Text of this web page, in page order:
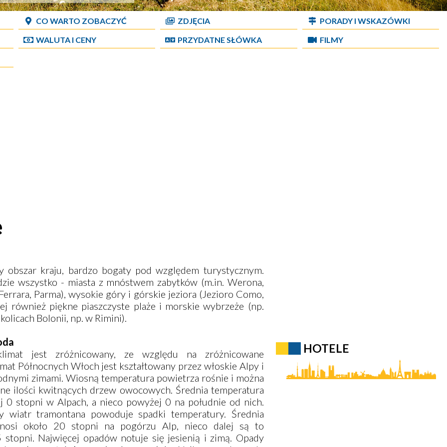
CO WARTO ZOBACZYĆ ZDJĘCIA
PORADY I WSKAZÓWKI
WALUTA I CENY
PRZYDATNE SŁÓWKA FILMY
obszar kraju, bardzo bogaty pod względem turystycznym.
wszystko - miasta z mnóstwem zabytków (m.in. Werona,
Parma), wysokie góry i górskie jeziora (Jezioro Como,
również piękne piaszczyste plaże i morskie wybrzeże (np.
Bolonii, np. w Rimini).
jest zróżnicowany, ze względu na zróżnicowane
Północnych Włoch jest kształtowany przez włoskie Alpy i
zimami. Wiosną temperatura powietrza rośnie i można
ilości kwitnących drzew owocowych. Średnia temperatura
stopni w Alpach, a nieco powyżej 0 na południe od nich.
wiatr tramontana powoduje spadki temperatury. Średnia
około 20 stopni na pogórzu Alp, nieco dalej są to
Najwięcej opadów notuje się jesienią i zimą. Opady
HOTELE